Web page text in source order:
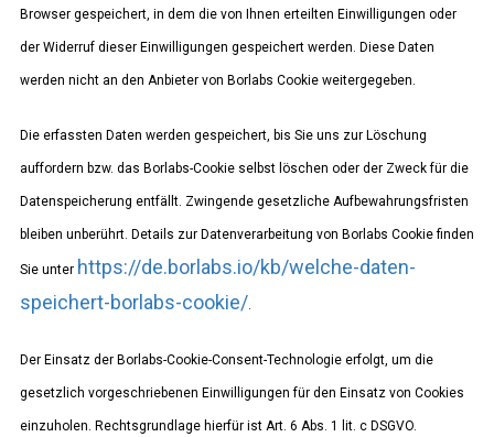
Browser gespeichert, in dem die von Ihnen erteilten Einwilligungen oder
der Widerruf dieser Einwilligungen gespeichert werden. Diese Daten
werden nicht an den Anbieter von Borlabs Cookie weitergegeben.
Die erfassten Daten werden gespeichert, bis Sie uns zur Löschung
auffordern bzw. das Borlabs-Cookie selbst löschen oder der Zweck für die
Datenspeicherung entfällt. Zwingende gesetzliche Aufbewahrungsfristen
bleiben unberührt. Details zur Datenverarbeitung von Borlabs Cookie finden
Sie unter https://de.borlabs.io/kb/welche-daten-
speichert-borlabs-cookie/.
Der Einsatz der Borlabs-Cookie-Consent-Technologie erfolgt, um die
gesetzlich vorgeschriebenen Einwilligungen für den Einsatz von Cookies
einzuholen. Rechtsgrundlage hierfür ist Art. 6 Abs. 1 lit. c DSGVO.